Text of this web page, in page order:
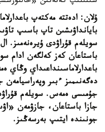
ۇلان: ادەتتە مەكتەپ
بايانداۋىشىن تاپ باسىپ
سويلەم قۇراۋدى ۇيرەنەمىز.
باستاعان كەز كەلگەن ادام
باعدارلاماسىنداعىداي
دەگەنىمىز ءبىر
جۇمىسى ەمەس. سويلەم
جازا باستاعان، جازۋمەن
جونىندە ايتىپ بەرسەڭىز.